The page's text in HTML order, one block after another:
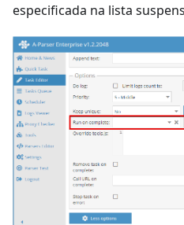
especificada na lista